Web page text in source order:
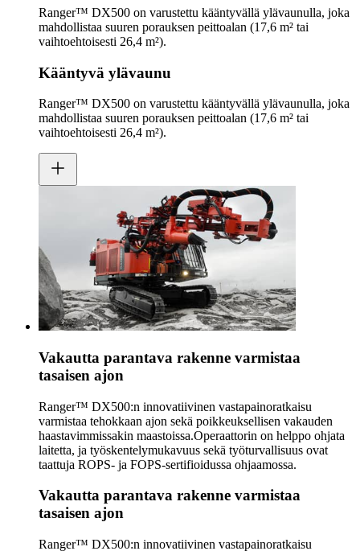
Ranger™ DX500 on varustettu kääntyvällä ylävaunulla, joka
mahdollistaa suuren porauksen peittoalan (17,6 m² tai
vaihtoehtoisesti 26,4 m²).
Kääntyvä ylävaunu
Ranger™ DX500 on varustettu kääntyvällä ylävaunulla, joka
mahdollistaa suuren porauksen peittoalan (17,6 m² tai
vaihtoehtoisesti 26,4 m²).
Vakautta parantava rakenne varmistaa
tasaisen ajon
Ranger™ DX500:n innovatiivinen vastapainoratkaisu
varmistaa tehokkaan ajon sekä poikkeuksellisen vakauden
haastavimmissakin maastoissa.Operaattorin on helppo ohjata
laitetta, ja työskentelymukavuus sekä työturvallisuus ovat
taattuja ROPS- ja FOPS-sertifioidussa ohjaamossa.
Vakautta parantava rakenne varmistaa
tasaisen ajon
Ranger™ DX500:n innovatiivinen vastapainoratkaisu